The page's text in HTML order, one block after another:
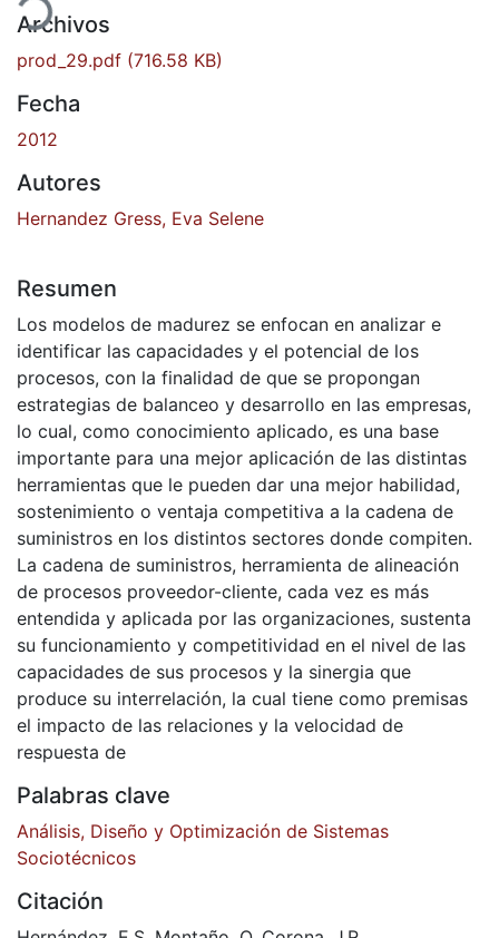
Archivos
prod_29.pdf (716.58 KB)
Fecha
2012
Autores
Hernandez Gress, Eva Selene
Resumen
Los modelos de madurez se enfocan en analizar e
identificar las capacidades y el potencial de los
procesos, con la finalidad de que se propongan
estrategias de balanceo y desarrollo en las empresas,
lo cual, como conocimiento aplicado, es una base
importante para una mejor aplicación de las distintas
herramientas que le pueden dar una mejor habilidad,
sostenimiento o ventaja competitiva a la cadena de
suministros en los distintos sectores donde compiten.
La cadena de suministros, herramienta de alineación
de procesos proveedor-cliente, cada vez es más
entendida y aplicada por las organizaciones, sustenta
su funcionamiento y competitividad en el nivel de las
capacidades de sus procesos y la sinergia que
produce su interrelación, la cual tiene como premisas
el impacto de las relaciones y la velocidad de
respuesta de
Palabras clave
Análisis, Diseño y Optimización de Sistemas
Sociotécnicos
Citación